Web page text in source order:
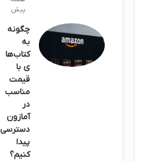
پیش
چگونه
به
کتاب‌ها
ی با
قیمت
مناسب
در
آمازون
دسترسی
پیدا
کنیم؟